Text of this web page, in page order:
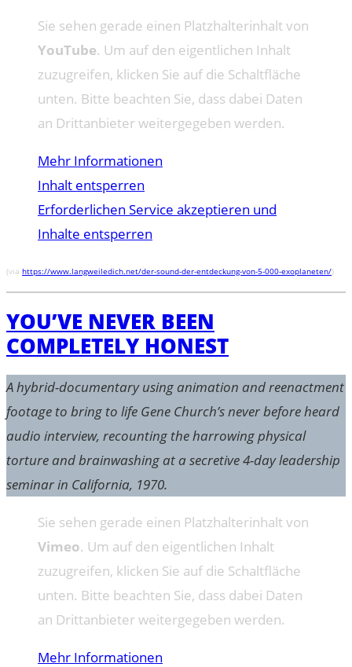
Sie sehen gerade einen Platzhalterinhalt von
YouTube. Um auf den eigentlichen Inhalt
zuzugreifen, klicken Sie auf die Schaltfläche
unten. Bitte beachten Sie, dass dabei Daten
an Drittanbieter weitergegeben werden.
Mehr Informationen
Inhalt entsperren
Erforderlichen Service akzeptieren und
Inhalte entsperren
(via https://www.langweiledich.net/der-sound-der-entdeckung-von-5-000-exoplaneten/)
YOU’VE NEVER BEEN
COMPLETELY HONEST
A hybrid-documentary using animation and reenactment
footage to bring to life Gene Church’s never before heard
audio interview, recounting the harrowing physical
torture and brainwashing at a secretive 4-day leadership
seminar in California, 1970.
Sie sehen gerade einen Platzhalterinhalt von
Vimeo. Um auf den eigentlichen Inhalt
zuzugreifen, klicken Sie auf die Schaltfläche
unten. Bitte beachten Sie, dass dabei Daten
an Drittanbieter weitergegeben werden.
Mehr Informationen